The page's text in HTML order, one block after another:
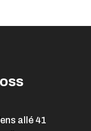
268.00 kr
allé 41